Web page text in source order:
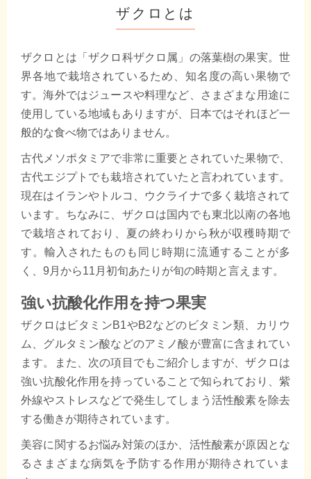
ザクロとは
ザクロとは「ザクロ科ザクロ属」の落葉樹の果実。世
界各地で栽培されているため、知名度の高い果物で
す。海外ではジュースや料理など、さまざまな用途に
使用している地域もありますが、日本ではそれほど一
般的な食べ物ではありません。
古代メソポタミアで非常に重要とされていた果物で、
古代エジプトでも栽培されていたと言われています。
現在はイランやトルコ、ウクライナで多く栽培されて
います。ちなみに、ザクロは国内でも東北以南の各地
で栽培されており、夏の終わりから秋が収穫時期で
す。輸入されたものも同じ時期に流通することが多
く、9月から11月初旬あたりが旬の時期と言えます。
強い抗酸化作用を持つ果実
ザクロはビタミンB1やB2などのビタミン類、カリウ
ム、グルタミン酸などのアミノ酸が豊富に含まれてい
ます。また、次の項目でもご紹介しますが、ザクロは
強い抗酸化作用を持っていることで知られており、紫
外線やストレスなどで発生してしまう活性酸素を除去
する働きが期待されています。
美容に関するお悩み対策のほか、活性酸素が原因とな
るさまざまな病気を予防する作用が期待されていま